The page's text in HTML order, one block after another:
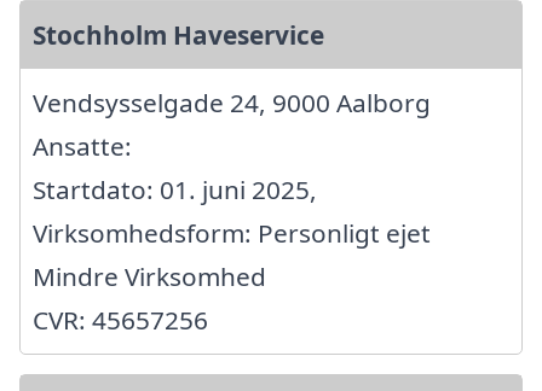
Stochholm Haveservice
Vendsysselgade 24, 9000 Aalborg
Ansatte:
Startdato: 01. juni 2025,
Virksomhedsform: Personligt ejet
Mindre Virksomhed
CVR: 45657256